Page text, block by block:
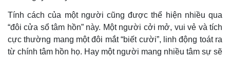
Tính cách của một người cũng được thể hiện nhiều qua
“đôi cửa sổ tâm hồn” này. Một người cởi mở, vui vẻ và tích
cực thường mang một đôi mắt “biết cười”, linh động toát ra
từ chính tâm hồn họ. Hay một người mang nhiều tâm sự sẽ